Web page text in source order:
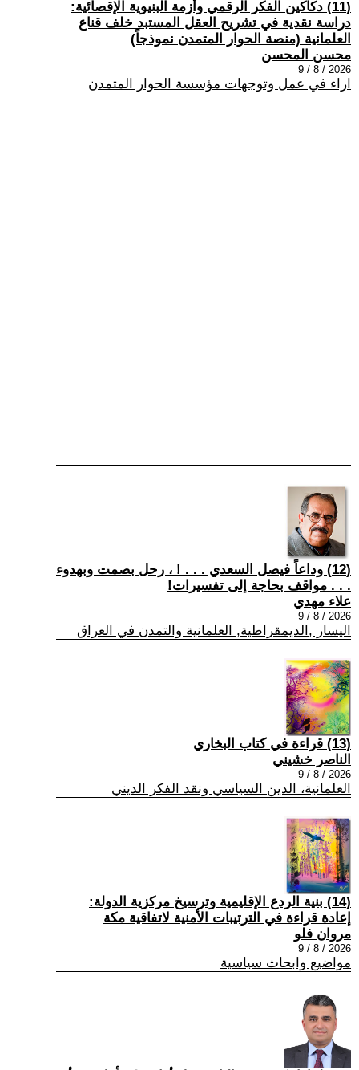
(11) دكاكين الفكر الرقمي وأزمة البنيوية الإقصائية:
دراسة نقدية في تشريح العقل المستبد خلف قناع
العلمانية (منصة الحوار المتمدن نموذجاً)
محسن المحسن
2026 / 8 / 9
اراء في عمل وتوجهات مؤسسة الحوار المتمدن
(12) وداعاً فيصل السعدي . . . ! ، رحل بصمت وبهدوء
. . . مواقف بحاجة إلى تفسيرات!
علاء مهدي
2026 / 8 / 9
اليسار ,الديمقراطية, العلمانية والتمدن في العراق
(13) قراءة في كتاب البخاري
الناصر خشيني
2026 / 8 / 9
العلمانية، الدين السياسي ونقد الفكر الديني
(14) بنية الردع الإقليمية وترسيخ مركزية الدولة:
إعادة قراءة في الترتيبات الأمنية لاتفاقية مكة
مروان فلو
2026 / 8 / 9
مواضيع وابحاث سياسية